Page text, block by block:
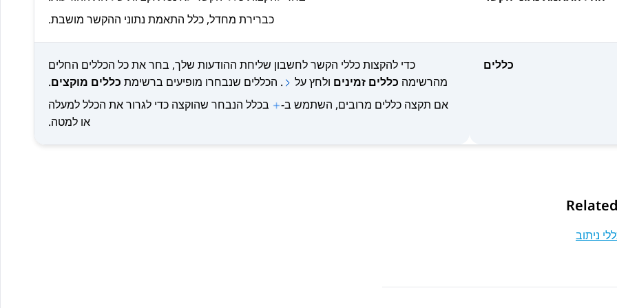
כברירת מחדל, כלל התאמת נתוני ההקשר מושבת.
כללים
כדי להקצות כללי הקשר לחשבון שליחת ההודעות שלך, בחר את כל הכללים החלים
מהרשימה כללים זמינים ולחץ על . הכללים שנבחרו מופיעים ברשימת כללים מוקצים.
אם תקצה כללים מרובים, השתמש ב-
בכלל הנבחר שהוקצה כדי לגרור את הכלל למעלה
או למטה.
ניתוב